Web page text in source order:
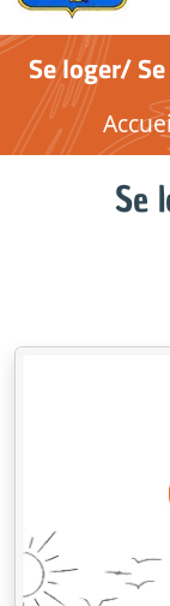
Se loger/
Se